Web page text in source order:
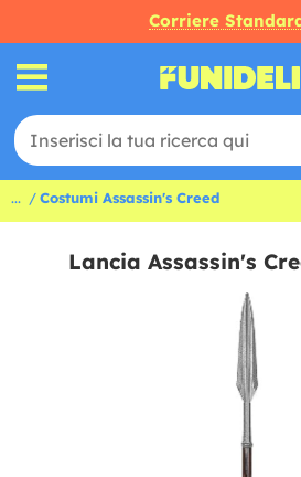
Corriere
... Costumi Assassin's Creed
Lancia Assassin's